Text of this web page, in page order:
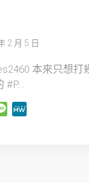
2 月 5 日
本來只想打
#P...
Message